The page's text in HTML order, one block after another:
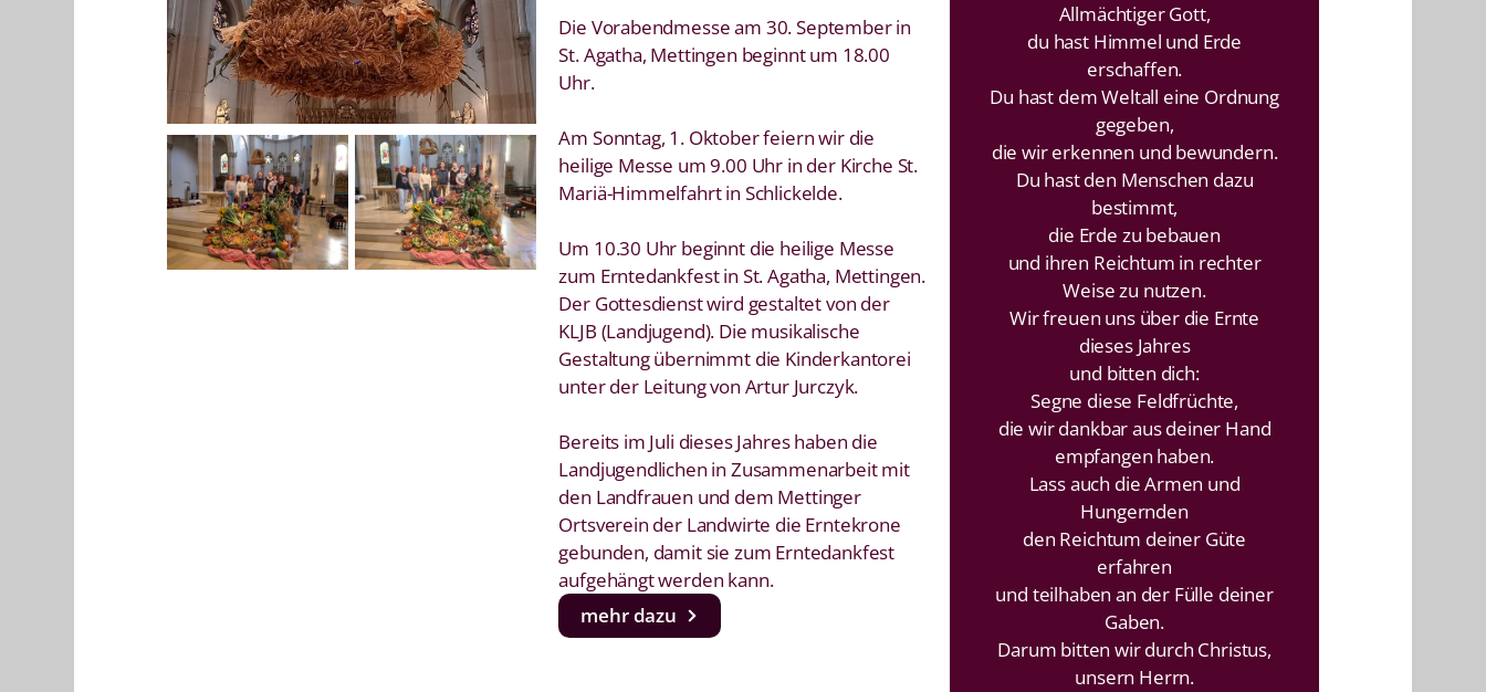
Die Vorabendmesse am 30. September in
St. Agatha, Mettingen beginnt um 18.00
Uhr.
Am Sonntag, 1. Oktober feiern wir die
heilige Messe um 9.00 Uhr in der Kirche St.
Mariä-Himmelfahrt in Schlickelde.
Um 10.30 Uhr beginnt die heilige Messe
zum Erntedankfest in St. Agatha, Mettingen.
Der Gottesdienst wird gestaltet von der
KLJB (Landjugend). Die musikalische
Gestaltung übernimmt die Kinderkantorei
unter der Leitung von Artur Jurczyk.
Bereits im Juli dieses Jahres haben die
Landjugendlichen in Zusammenarbeit mit
den Landfrauen und dem Mettinger
Ortsverein der Landwirte die Erntekrone
gebunden, damit sie zum Erntedankfest
aufgehängt werden kann.
mehr dazu
Allmächtiger Gott,
du hast Himmel und Erde
erschaffen.
Du hast dem Weltall eine Ordnung
gegeben,
die wir erkennen und bewundern.
Du hast den Menschen dazu
bestimmt,
die Erde zu bebauen
und ihren Reichtum in rechter
Weise zu nutzen.
Wir freuen uns über die Ernte
dieses Jahres
und bitten dich:
Segne diese Feldfrüchte,
die wir dankbar aus deiner Hand
empfangen haben.
Lass auch die Armen und
Hungernden
den Reichtum deiner Güte
erfahren
und teilhaben an der Fülle deiner
Gaben.
Darum bitten wir durch Christus,
unsern Herrn.